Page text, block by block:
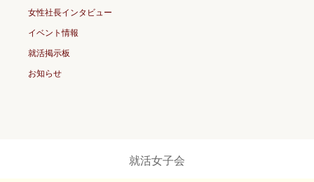
女性社長インタビュー
イベント情報
就活掲示板
お知らせ
就活女子会